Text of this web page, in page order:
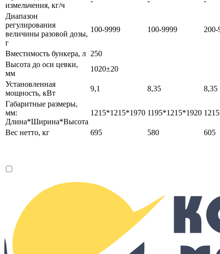
измельчения, кг/ч
Диапазон
регулирования
величины разовой дозы,
г
100-9999 100-9999 200-
Вместимость бункера, л 250
Высота до оси цевки,
мм
1020±20
Установленная
мощность, кВт
9,1 8,35
8,35
Габаритные размеры,
мм:
Длина*Ширина*Высота
1215*1215*1970 1195*1215*1920
Вес нетто, кг 695 580 605